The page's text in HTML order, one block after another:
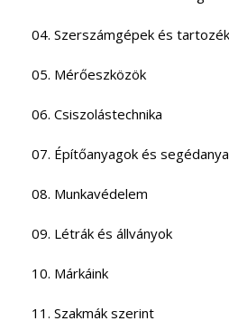
04. Szerszámgépek és
05. Mérőeszközök
06. Csiszolástechnika
07. Építőanyagok és
08. Munkavédelem
09. Létrák és állványok
10. Márkáink
11. Szakmák szerint